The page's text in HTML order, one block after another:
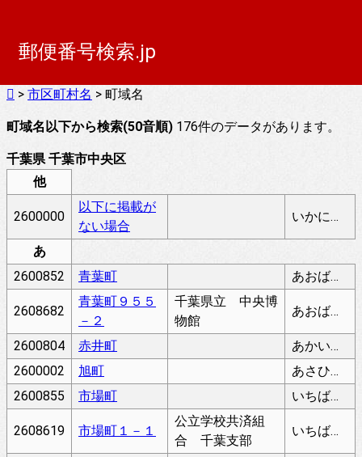
郵便番号検索.jp
> 市区町村名 > 町域名
町域名以下から検索(50音順) 176件のデータがあります。
千葉県 千葉市中央区
他
2600000
以下に掲載が
ない場合
いかにけいさいがないばあい
あ
2600852
青葉町 あおばちょう
2608682
青葉町９５５
－２
千葉県立 中央博
物館
あおばちょう
2600804 赤井町
あかいちょう
2600002
旭町
あさひちょう
2600855
市場町 いちばちょう
2608619 市場町１－１
公立学校共済組
合 千葉支部
いちばちょう